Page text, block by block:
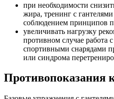
при необходимости
жира, тренинг с
соблюдением принципов
увеличивать нагрузку
противном случае работа
спортивными снарядами
или синдрома
Противопоказания